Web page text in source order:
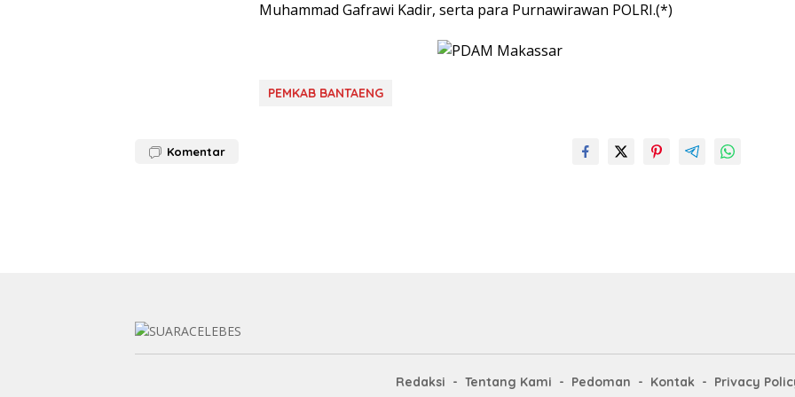
Muhammad Gafrawi Kadir, serta para Purnawirawan POLRI.(*)
PEMKAB BANTAENG
Komentar
Redaksi Tentang Kami Pedoman Kontak Privacy